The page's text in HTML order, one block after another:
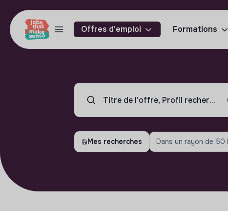
Offres d'emploi Formations
Mes recherches Dans un rayon de 50